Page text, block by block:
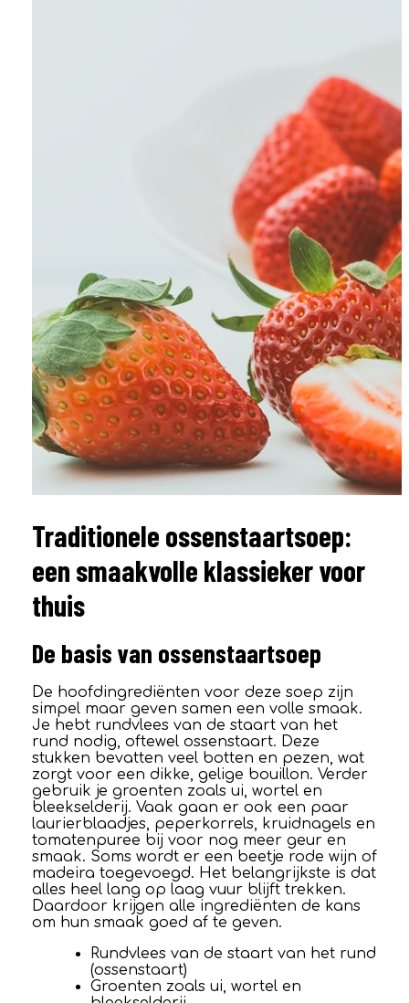
Traditionele ossenstaartsoep:
een smaakvolle klassieker voor
thuis
De basis van ossenstaartsoep
De hoofdingrediënten voor deze soep zijn
simpel maar geven samen een volle smaak.
Je hebt rundvlees van de staart van het
rund nodig, oftewel ossenstaart. Deze
stukken bevatten veel botten en pezen, wat
zorgt voor een dikke, gelige bouillon. Verder
gebruik je groenten zoals ui, wortel en
bleekselderij. Vaak gaan er ook een paar
laurierblaadjes, peperkorrels, kruidnagels en
tomatenpuree bij voor nog meer geur en
smaak. Soms wordt er een beetje rode wijn of
madeira toegevoegd. Het belangrijkste is dat
alles heel lang op laag vuur blijft trekken.
Daardoor krijgen alle ingrediënten de kans
om hun smaak goed af te geven.
Rundvlees van de staart van het rund
(ossenstaart)
Groenten zoals ui, wortel en